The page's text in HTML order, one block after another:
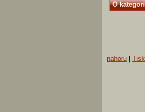
O
nahoru